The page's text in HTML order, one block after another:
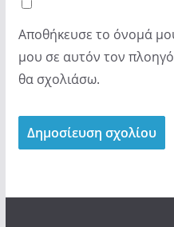
Αποθήκευσε το όνομά
μου σε αυτόν τον
θα σχολιάσω.